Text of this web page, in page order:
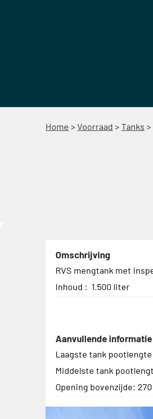
Home >Voorraad >Tanks >
Omschrijving
RVS mengtank met
Inhoud : 1.500 liter
Aanvullende informatie
Laagste tank
Middelste tank
Opening bovenzijde: